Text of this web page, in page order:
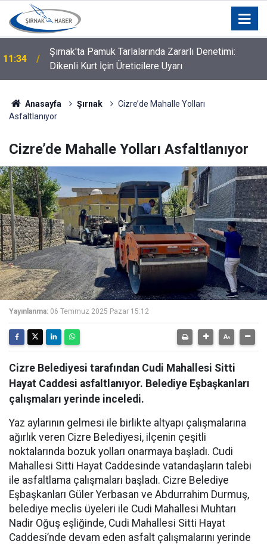
11:34
Şırnak'ta Pamuk Tarlalarında Zararlı Denetimi:
Dikenli Kurt İçin Üreticilere Uyarı
Anasayfa Şırnak
Cizre’de Mahalle Yolları
Asfaltlanıyor
Cizre’de Mahalle Yolları Asfaltlanıyor
Yayınlanma: 06 Temmuz 2025 Pazar 15:12
Cizre Belediyesi tarafından Cudi Mahallesi Sitti
Hayat Caddesi asfaltlanıyor. Belediye Eşbaşkanları
çalışmaları yerinde inceledi.
Yaz aylarının gelmesi ile birlikte altyapı çalışmalarına
ağırlık veren Cizre Belediyesi, ilçenin çeşitli
noktalarında bozuk yolları onarmaya başladı. Cudi
Mahallesi Sitti Hayat Caddesinde vatandaşların talebi
ile asfaltlama çalışmaları başladı. Cizre Belediye
Eşbaşkanları Güler Yerbasan ve Abdurrahim Durmuş,
belediye meclis üyeleri ile Cudi Mahallesi Muhtarı
Nadir Oğuş eşliğinde, Cudi Mahallesi Sitti Hayat
Caddesi’nde devam eden asfalt çalışmalarını yerinde